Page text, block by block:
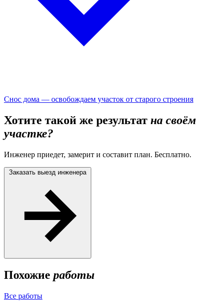
Снос дома — освобождаем участок от старого строения
Хотите такой же результат на своём
участке?
Инженер приедет, замерит и составит план. Бесплатно.
Заказать выезд инженера
Похожие работы
Все работы